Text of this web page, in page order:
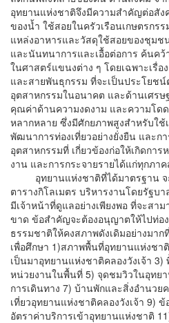
อุทยานแห่งชาติจึงมีความสำคัญต่อสัง
ของน้ำ ใช้สอยในครัวเรือนเกษตรกร
แหล่งอาหารและวัสดุใช้สอยของชุมช
และนันทนาการและเอื้อต่อการ ค้นค
ในศาสตร์แขนงต่าง ๆ โดยเฉพาะเรื่
และสายพันธุกรรม ที่จะเป็นประโยชน์
อุตสาหกรรมในอนาคต และด้านเศรษ
คุณค่าด้านความงดงาม และความโด
หลากหลาย ซึ่งมีศักยภาพสูงสำหรับใช้
พัฒนาการท่องเที่ยวอย่างยั่งยืน และก
อุตสาหกรรมที่ เกี่ยวข้องก่อให้เกิดการ
งาน และการกระจายรายได้แก่ทุกภา
อุทยานแห่งชาติที่ได้มาตรฐาน จ
ตารางกิโลเมตร บริหารงานโดยรัฐบ
มีเจ้าหน้าที่ดูแลอย่างเพียงพอ ที่จะสา
ขาด ข้อสำคัญจะต้องอนุญาตให้ไปท่อง
ธรรมชาติให้คงสภาพดังเดิมอย่างมา
เพื่อศึกษา 1)สภาพพื้นที่อุทยานแห่งชา
เป็นมาอุทยานแห่งชาติคลองวังเจ้า
หน่วยงานในพื้นที่ 5) จุดชมวิวในอุทย
การเดินทาง 7) บ้านพักและสิ่งอำนว
เที่ยวอุทยานแห่งชาติคลองวังเจ้า 9)
อัตราค่าบริการเข้าอุทยานแห่งชาติ